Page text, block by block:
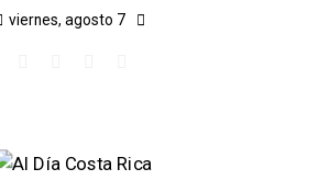
viernes, agosto 7